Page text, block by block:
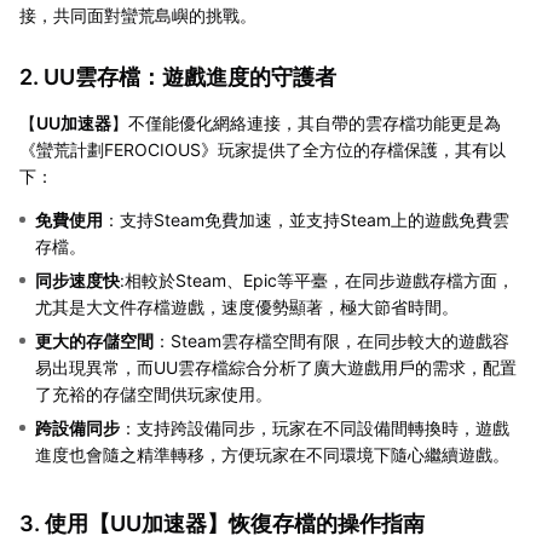
接，共同面對蠻荒島嶼的挑戰。
2. UU雲存檔：遊戲進度的守護者
【UU加速器】不僅能優化網絡連接，其自帶的雲存檔功能更是為
《蠻荒計劃FEROCIOUS》玩家提供了全方位的存檔保護，其有以
下：
免費使用 ：支持Steam免費加速，並支持Steam上的遊戲免費雲
存檔。
同步速度快:相較於Steam、Epic等平臺，在同步遊戲存檔方面，
尤其是大文件存檔遊戲，速度優勢顯著，極大節省時間。
更大的存儲空間 ：Steam雲存檔空間有限，在同步較大的遊戲容
易出現異常，而UU雲存檔綜合分析了廣大遊戲用戶的需求，配置
了充裕的存儲空間供玩家使用。
跨設備同步 ：支持跨設備同步，玩家在不同設備間轉換時，遊戲
進度也會隨之精準轉移，方便玩家在不同環境下隨心繼續遊戲。
3. 使用【UU加速器】恢復存檔的操作指南